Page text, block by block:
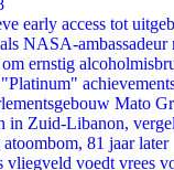
early access tot
NASA-ambassadeur
ernstig
Mato
in Zuid-Libanon,
81 jaar later
voedt vrees